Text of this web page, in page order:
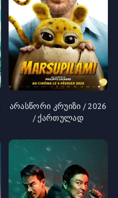
არასწორი კრუიზი / 2026
/ ქართულად